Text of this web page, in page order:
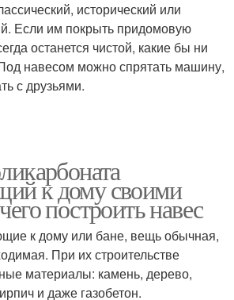
исторический или
Если им покрыть придомовую
останется чистой, какие бы ни
навесом можно спрятать машину,
с друзьями.
к дому своими
построить навес
к дому или бане, вещь обычная,
При их строительстве
материалы: камень, дерево,
и даже газобетон.